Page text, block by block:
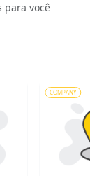
para você
COMPANY